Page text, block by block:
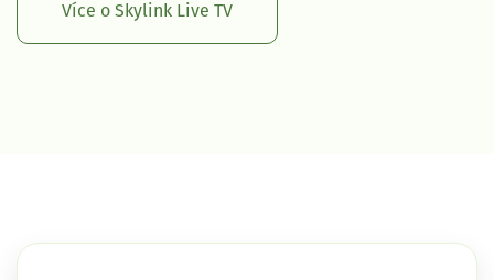
Více o Skylink Live TV